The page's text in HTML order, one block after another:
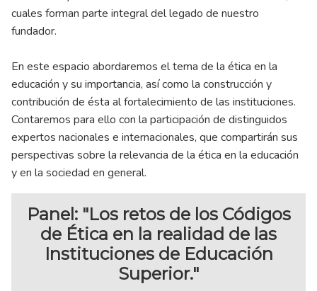
cuales forman parte integral del legado de nuestro
fundador.
En este espacio abordaremos el tema de la ética en la
educación y su importancia, así como la construcción y
contribución de ésta al fortalecimiento de las instituciones.
Contaremos para ello con la participación de distinguidos
expertos nacionales e internacionales, que compartirán sus
perspectivas sobre la relevancia de la ética en la educación
y en la sociedad en general.
Panel: "Los retos de los Códigos
de Ética en la realidad de las
Instituciones de Educación
Superior."